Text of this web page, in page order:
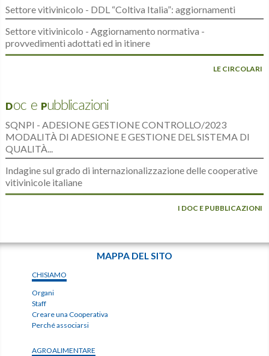
Settore vitivinicolo - DDL “Coltiva Italia”: aggiornamenti
Settore vitivinicolo - Aggiornamento normativa -
provvedimenti adottati ed in itinere
LE CIRCOLARI
Doc e Pubblicazioni
SQNPI - ADESIONE GESTIONE CONTROLLO/2023
MODALITÀ DI ADESIONE E GESTIONE DEL SISTEMA DI
QUALITÀ...
Indagine sul grado di internazionalizzazione delle cooperative
vitivinicole italiane
I DOC E PUBBLICAZIONI
MAPPA DEL SITO
CHISIAMO
Organi
Staff
Creare una Cooperativa
Perché associarsi
AGROALIMENTARE